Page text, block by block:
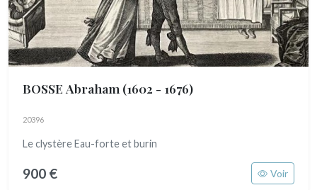
BOSSE Abraham (1602 - 1676)
20396
Le clystère Eau-forte et burin
900 € Voir